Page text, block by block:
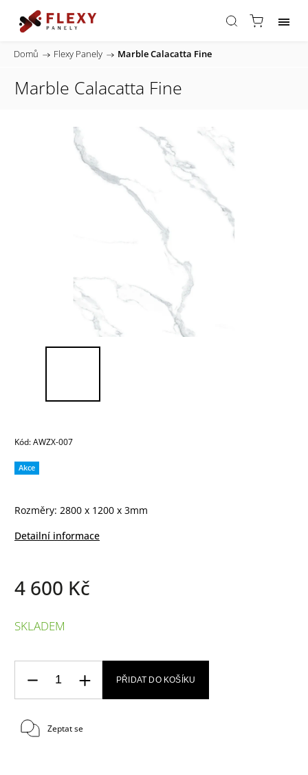
Domů / Flexy Panely / Marble Calacatta Fine
Marble Calacatta Fine
Kód:AWZX-007
Rozměry: 2800 x 1200 x 3mm
Detailní informace
Akce
4 600 Kč
SKLADEM
PŘIDAT DO KOŠÍKU
Zeptat se